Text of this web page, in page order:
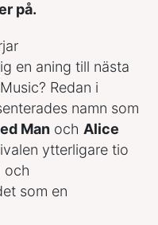
på.
en aning till nästa
Redan i
namn som
Man och Alice
ytterligare tio
och
som en